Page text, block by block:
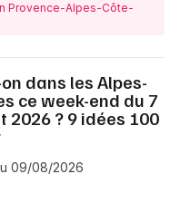
Provence-Alpes-Côte-
dans les Alpes-
ce week-end du 7
2026 ? 9 idées 100
09/08/2026